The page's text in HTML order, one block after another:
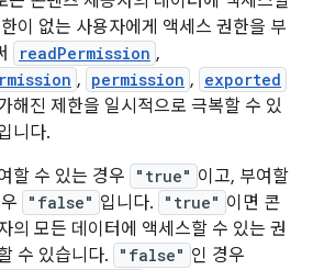
이 없는 사용자에게 액세스 권한을 부
readPermission ,
, permission , exported
해진 제한을 일시적으로 극복할 수 있
니다.
할 수 있는 경우
"true" 이고, 부여할
"false" 입니다. "true" 이면 콘
의 모든 데이터에 액세스할 수 있는 권
수 있습니다.
"false" 인 경우